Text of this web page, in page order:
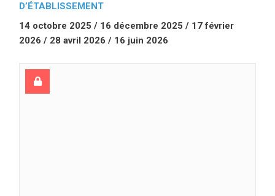
D’ÉTABLISSEMENT
14 octobre 2025 / 16 décembre 2025 / 17 février
2026 / 28 avril 2026 / 16 juin 2026